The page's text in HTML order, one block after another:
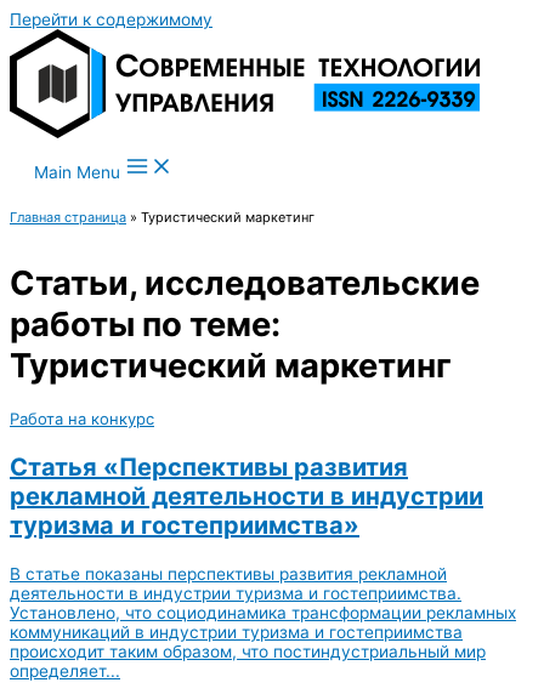
Перейти к содержимому
Main Menu
Главная страница » Туристический маркетинг
Статьи, исследовательские
работы по теме:
Туристический маркетинг
Работа на конкурс
Статья «Перспективы развития
рекламной деятельности в индустрии
туризма и гостеприимства»
В статье показаны перспективы развития рекламной
деятельности в индустрии туризма и гостеприимства.
Установлено, что cоциодинамика трансформации рекламных
коммуникаций в индустрии туризма и гостеприимства
происходит таким образом, что постиндустриальный мир
определяет...